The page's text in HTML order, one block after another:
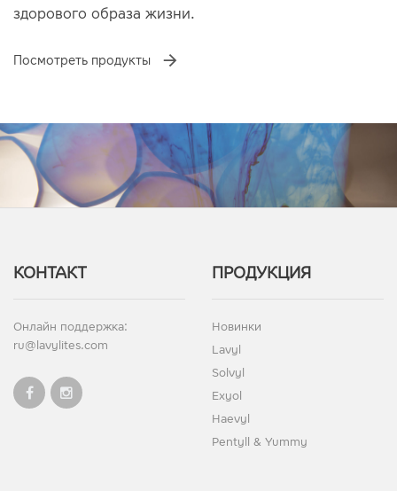
здорового образа жизни.
Посмотреть продукты
КОНТАКТ
Онлайн поддержка:
ru@lavylites.com
ПРОДУКЦИЯ
Новинки
Lavyl
Solvyl
Exyol
Haevyl
Pentyll & Yummy